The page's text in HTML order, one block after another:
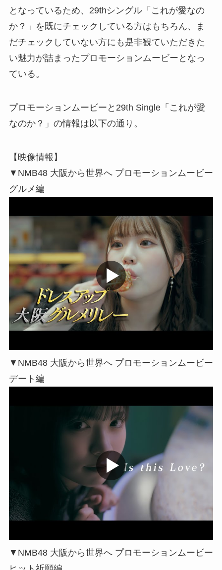
となっているため、29thシングル「これが愛なの
か？」を既にチェックしている方はもちろん、ま
だチェックしていない方にも是非観ていただきた
い魅力が詰まったプロモーションムービーとなっ
ている。
プロモーションムービーと29th Single「これが愛
なのか？」の情報は以下の通り。
【映像情報】
▼NMB48 大阪から世界へ プロモーションムービー
グルメ編
▼NMB48 大阪から世界へ プロモーションムービー
デート編
▼NMB48 大阪から世界へ プロモーションムービー